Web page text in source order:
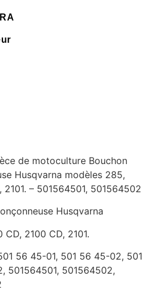
de motoculture Bouchon
Husqvarna modèles 285,
2101. – 501564501, 501564502
Husqvarna
2100 CD, 2101.
56 45-01, 501 56 45-02, 501
501564501, 501564502,